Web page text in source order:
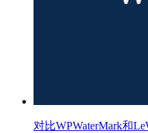
对比WPWaterMark和